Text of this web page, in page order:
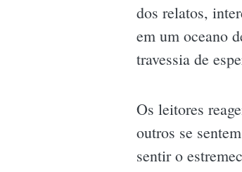
dos relatos,
em um oceano
travessia de
Os leitores
outros se
sentir o